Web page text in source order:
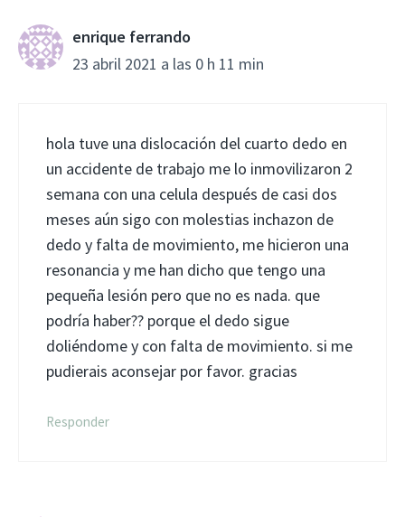
enrique ferrando
23 abril 2021 a las 0 h 11 min
hola tuve una dislocación del cuarto dedo en
un accidente de trabajo me lo inmovilizaron 2
semana con una celula después de casi dos
meses aún sigo con molestias inchazon de
dedo y falta de movimiento, me hicieron una
resonancia y me han dicho que tengo una
pequeña lesión pero que no es nada. que
podría haber?? porque el dedo sigue
doliéndome y con falta de movimiento. si me
pudierais aconsejar por favor. gracias
Responder